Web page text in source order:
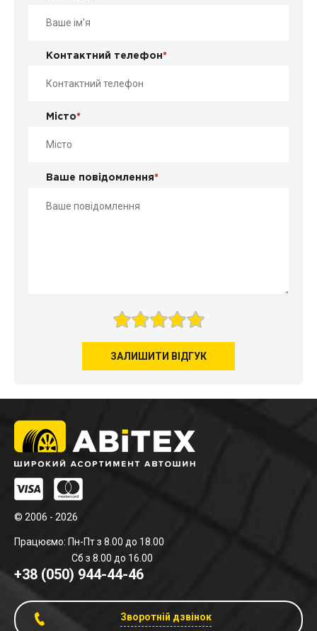
Контактний телефон*
Місто*
Ваше повідомлення*
ЗАЛИШИТИ ВІДГУК
© 2006 - 2026
Працюємо: Пн-Пт з 8.00 до 18.00
Сб з 8.00 до 16.00
+38 (050) 944-44-46
Зворотній дзвінок